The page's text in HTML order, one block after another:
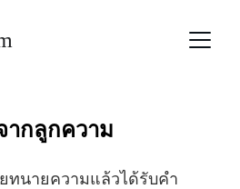
ากลูกความ
ทนายความแล้วได้รับคำ